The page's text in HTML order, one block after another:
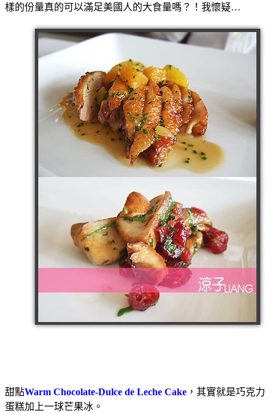
樣的份量真的可以滿足美國人的大食量嗎？！我懷疑…
甜點Warm Chocolate-Dulce de Leche Cake ，其實就是巧克力
蛋糕加上一球芒果冰。